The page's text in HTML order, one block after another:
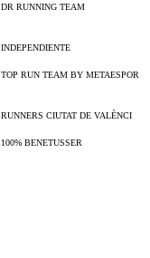
DR RUNNING TEAM
INDEPENDIENTE
TOP RUN TEAM BY METAESPOR
RUNNERS CIUTAT DE VALÈNCI
100% BENETUSSER